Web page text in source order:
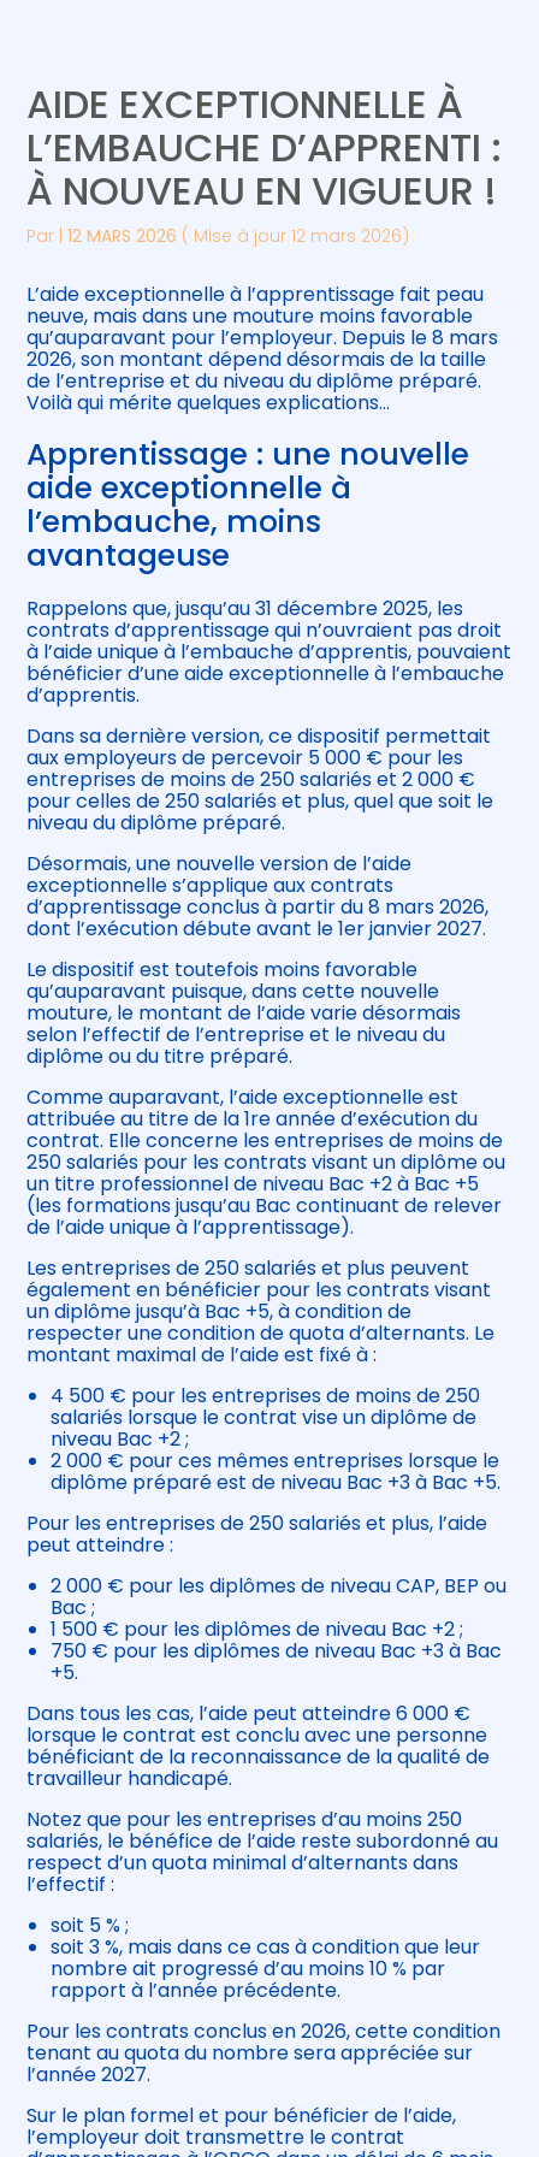
Gérer votre quotidien
Piloter votre entreprise
Développer votre entreprise
Construire votre patrimoine
Être prêt pour la facturation
électronique
Suivre votre comptabilité
Gérer vos ressources humaines
AIDE EXCEPTIONNELLE À
L’EMBAUCHE D’APPRENTI :
À NOUVEAU EN VIGUEUR !
Par |12 MARS 2026 ( Mise à jour 12 mars 2026)
L’aide exceptionnelle à l’apprentissage fait peau
neuve, mais dans une mouture moins favorable
qu’auparavant pour l’employeur. Depuis le 8 mars
2026, son montant dépend désormais de la taille
de l’entreprise et du niveau du diplôme préparé.
Voilà qui mérite quelques explications…
Apprentissage : une nouvelle
aide exceptionnelle à
l’embauche, moins
avantageuse
Rappelons que, jusqu’au 31 décembre 2025, les
contrats d’apprentissage qui n’ouvraient pas droit
à l’aide unique à l’embauche d’apprentis, pouvaient
bénéficier d’une aide exceptionnelle à l’embauche
d’apprentis.
Dans sa dernière version, ce dispositif permettait
aux employeurs de percevoir 5 000 € pour les
entreprises de moins de 250 salariés et 2 000 €
pour celles de 250 salariés et plus, quel que soit le
niveau du diplôme préparé.
Désormais, une nouvelle version de l’aide
exceptionnelle s’applique aux contrats
d’apprentissage conclus à partir du 8 mars 2026,
dont l’exécution débute avant le 1er janvier 2027.
Le dispositif est toutefois moins favorable
qu’auparavant puisque, dans cette nouvelle
mouture, le montant de l’aide varie désormais
selon l’effectif de l’entreprise et le niveau du
diplôme ou du titre préparé.
Comme auparavant, l’aide exceptionnelle est
attribuée au titre de la 1re année d’exécution du
contrat. Elle concerne les entreprises de moins de
250 salariés pour les contrats visant un diplôme ou
un titre professionnel de niveau Bac +2 à Bac +5
(les formations jusqu’au Bac continuant de relever
de l’aide unique à l’apprentissage).
Les entreprises de 250 salariés et plus peuvent
également en bénéficier pour les contrats visant
un diplôme jusqu’à Bac +5, à condition de
respecter une condition de quota d’alternants. Le
montant maximal de l’aide est fixé à :
4 500 € pour les entreprises de moins de 250
salariés lorsque le contrat vise un diplôme de
niveau Bac +2 ;
2 000 € pour ces mêmes entreprises lorsque le
diplôme préparé est de niveau Bac +3 à Bac +5.
Pour les entreprises de 250 salariés et plus, l’aide
peut atteindre :
2 000 € pour les diplômes de niveau CAP, BEP ou
Bac ;
1 500 € pour les diplômes de niveau Bac +2 ;
750 € pour les diplômes de niveau Bac +3 à Bac
+5.
Dans tous les cas, l’aide peut atteindre 6 000 €
lorsque le contrat est conclu avec une personne
bénéficiant de la reconnaissance de la qualité de
travailleur handicapé.
Notez que pour les entreprises d’au moins 250
salariés, le bénéfice de l’aide reste subordonné au
respect d’un quota minimal d’alternants dans
l’effectif :
soit 5 % ;
soit 3 %, mais dans ce cas à condition que leur
nombre ait progressé d’au moins 10 % par
rapport à l’année précédente.
Pour les contrats conclus en 2026, cette condition
tenant au quota du nombre sera appréciée sur
l’année 2027.
Sur le plan formel et pour bénéficier de l’aide,
l’employeur doit transmettre le contrat